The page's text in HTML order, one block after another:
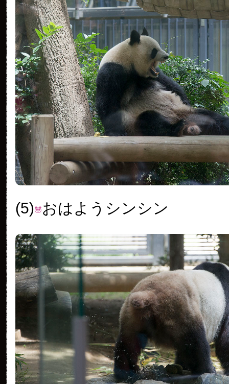
(5) おはようシンシン